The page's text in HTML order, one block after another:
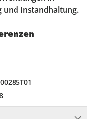
und Instandhaltung.